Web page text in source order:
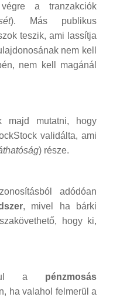
a tranzakciók
). Más publikus
teszik, ami lassítja
nem kell
nem kell magánál
majd mutatni, hogy
validálta, ami
) része.
adódóan
, mivel ha bárki
hogy ki,
a pénzmosás
ha valahol felmerül a